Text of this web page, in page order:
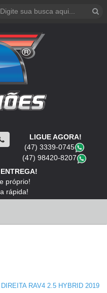
LIGUE AGORA!
(47) 3339-0745
(47) 98420-8207
próprio!
rápida!
RAV4 2.5 HYBRID 2019